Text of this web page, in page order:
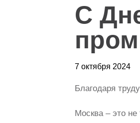
С
7 октября 2024
Благодаря
Москва – это